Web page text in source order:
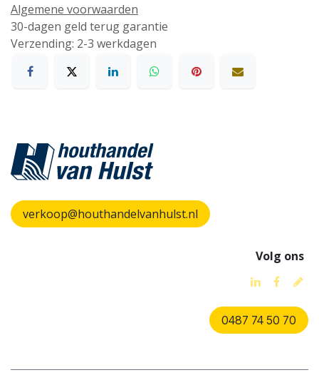
Algemene voorwaarden
30-dagen geld terug garantie
Verzending: 2-3 werkdagen
verkoop@houthandelvanhulst.nl
Volg ons
0487 74 50 70